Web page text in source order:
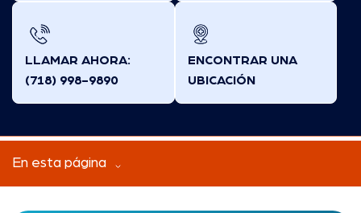
LLAMAR AHORA:
(718) 998-9890
ENCONTRAR UNA
UBICACIÓN
En esta página